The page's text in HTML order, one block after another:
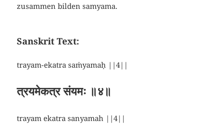
zusammen bilden samyama.
Sanskrit Text:
trayam-ekatra saṁyamaḥ ||4||
त्रयमेकत्र संयमः ॥४॥
trayam ekatra sanyamah ||4||